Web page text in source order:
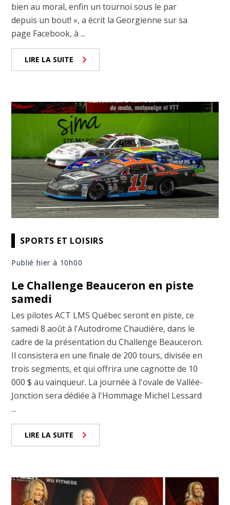
bien au moral, enfin un tournoi sous le par
depuis un bout! », a écrit la Georgienne sur sa
page Facebook, à ...
LIRE LA SUITE
SPORTS ET LOISIRS
Publié hier à 10h00
Le Challenge Beauceron en piste
samedi
Les pilotes ACT LMS Québec seront en piste, ce
samedi 8 août à l'Autodrome Chaudière, dans le
cadre de la présentation du Challenge Beauceron.
Il consistera en une finale de 200 tours, divisée en
trois segments, et qui offrira une cagnotte de 10
000 $ au vainqueur. La journée à l'ovale de Vallée-
Jonction sera dédiée à l'Hommage Michel Lessard
...
LIRE LA SUITE